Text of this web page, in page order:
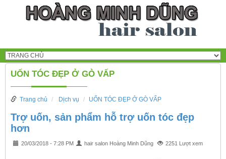
UỐN TÓC ĐẸP Ở GÒ VẤP
Trang chủ Dịch vụ UỐN TÓC ĐẸP Ở GÒ VẤP
Trợ uốn, sản phẩm hỗ trợ uốn tóc đẹp
hơn
20/03/2018 - 7:28 PM hair salon Hoàng Minh Dũng 2251 Lượt xem